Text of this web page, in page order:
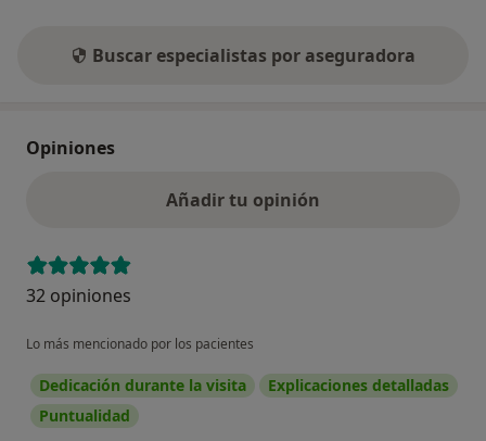
Buscar especialistas por aseguradora
Opiniones
Añadir tu opinión
32 opiniones
Lo más mencionado por los pacientes
Dedicación durante la visita
Explicaciones detalladas
Puntualidad